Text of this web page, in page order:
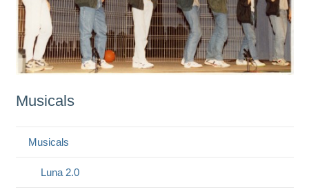
Musicals
Musicals
Luna 2.0